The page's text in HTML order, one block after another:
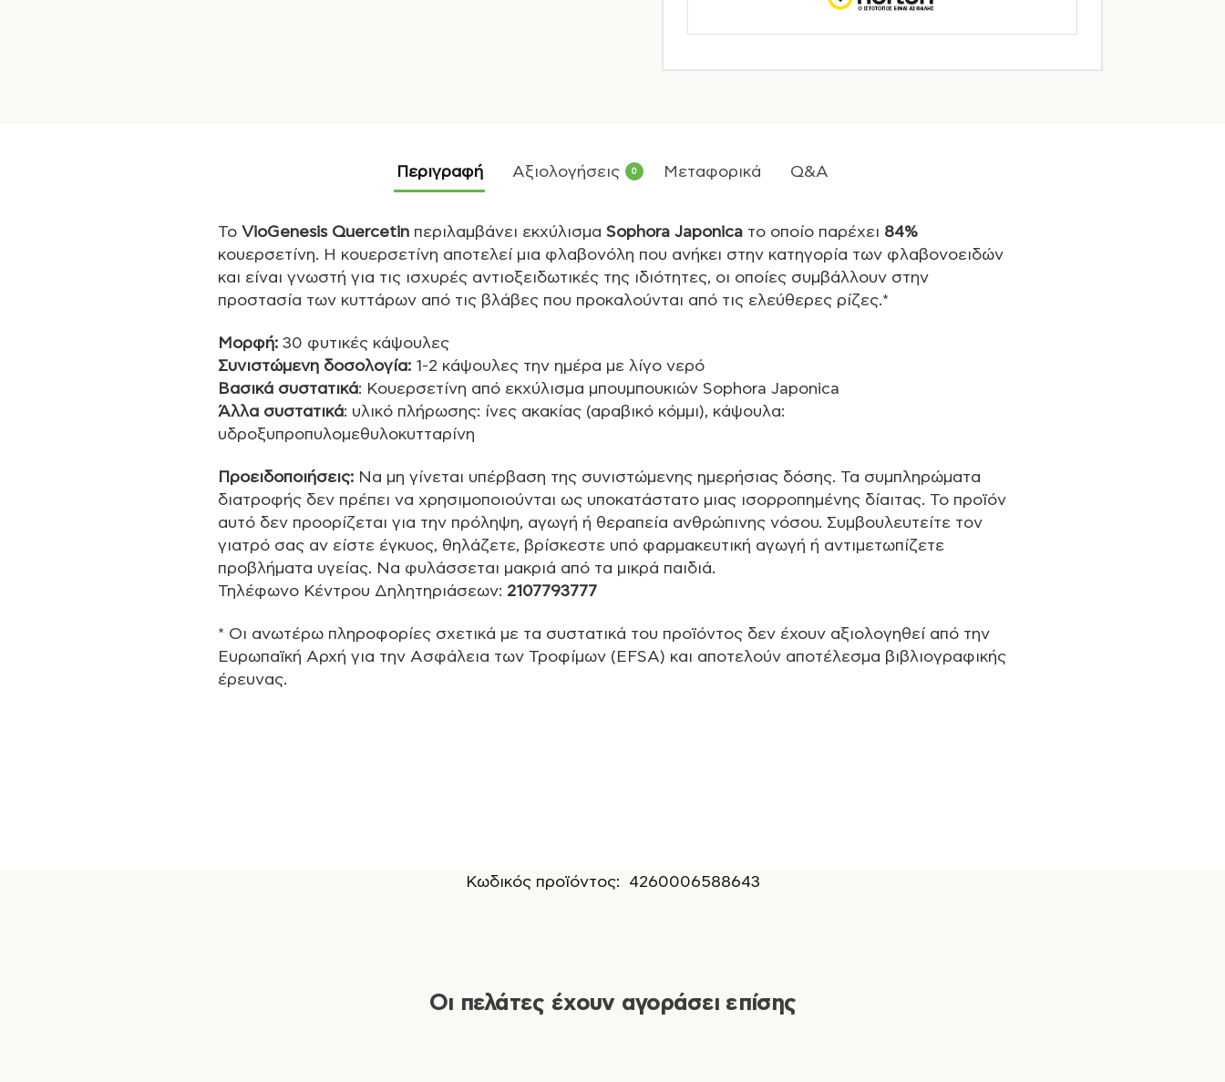
Περιγραφή Αξιολογήσεις 0 Μεταφορικά Q&A
To VioGenesis Quercetin περιλαμβάνει εκχύλισμαSophora Japonica το οποίο παρέχει 84%
κουερσετίνη. Η κουερσετίνη αποτελεί μια φλαβονόλη που ανήκει στην κατηγορία των φλαβονοειδών
και είναι γνωστή για τις ισχυρές αντιοξειδωτικές της ιδιότητες, οι οποίες συμβάλλουν στην
προστασία των κυττάρων από τις βλάβες που προκαλούνται από τις ελεύθερες ρίζες.*
Μορφή: 30 φυτικές κάψουλες
Συνιστώµενη δοσολογία: 1-2 κάψουλες την ηµέρα µε λίγο νερό
Βασικά συστατικά: Κουερσετίνη από εκχύλισμα μπουμπουκιών Sophora Japonica
Άλλα συστατικά: υλικό πλήρωσης: ίνες ακακίας (αραβικό κόμμι), κάψουλα:
υδροξυπροπυλομεθυλοκυτταρίνη
Προειδοποιήσεις: Να μη γίνεται υπέρβαση της συνιστώμενης ημερήσιας δόσης. Τα συμπληρώματα
διατροφής δεν πρέπει να χρησιμοποιούνται ως υποκατάστατο μιας ισορροπημένης δίαιτας. Το προϊόν
αυτό δεν προορίζεται για την πρόληψη, αγωγή ή θεραπεία ανθρώπινης νόσου. Συμβουλευτείτε τον
γιατρό σας αν είστε έγκυος, θηλάζετε, βρίσκεστε υπό φαρμακευτική αγωγή ή αντιμετωπίζετε
προβλήματα υγείας. Να φυλάσσεται μακριά από τα μικρά παιδιά.
Τηλέφωνο Κέντρου Δηλητηριάσεων: 2107793777
* Οι ανωτέρω πληροφορίες σχετικά με τα συστατικά του προϊόντος δεν έχουν αξιολογηθεί από την
Ευρωπαϊκή Αρχή για την Ασφάλεια των Τροφίμων (EFSA) και αποτελούν αποτέλεσμα βιβλιογραφικής
έρευνας.
Κωδικός προϊόντος: 4260006588643
Οι πελάτες έχουν αγοράσει επίσης